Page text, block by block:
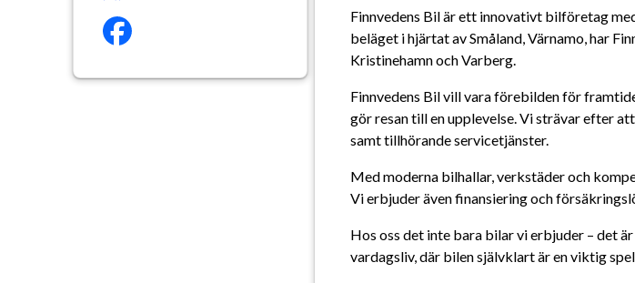
Finnvedens Bil är ett innovativt bilföretag
beläget i hjärtat av Småland, Värnamo, har
Kristinehamn och Varberg.
Finnvedens Bil vill vara förebilden för
gör resan till en upplevelse. Vi strävar efter
samt tillhörande servicetjänster.
Med moderna bilhallar, verkstäder och
Vi erbjuder även finansiering och
Hos oss det inte bara bilar vi erbjuder – det
vardagsliv, där bilen självklart är en viktig